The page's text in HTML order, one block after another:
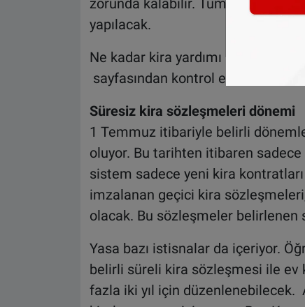
zorunda kalabilir. Tüm 2024 yılı
yapılacak.
Ne kadar kira yardımı
sayfasından kontrol edebilirsiniz.
Süresiz kira sözleşmeleri dönemi
1 Temmuz itibariyle belirli
oluyor. Bu tarihten itibaren sadece
sistem sadece yeni kira
imzalanan geçici kira
olacak. Bu sözleşmeler
Yasa bazı istisnalar da içeriyor.
belirli süreli kira sözleşmesi ile ev
fazla iki yıl için düzenlenebilecek.